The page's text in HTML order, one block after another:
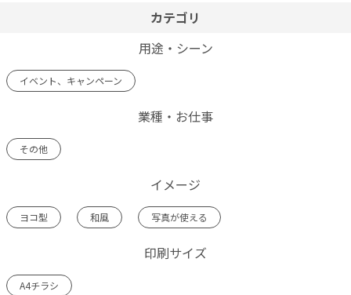
カテゴリ
用途・シーン
イベント、キャンペーン
業種・お仕事
その他
イメージ
ヨコ型 和風 写真が使える
印刷サイズ
A4チラシ